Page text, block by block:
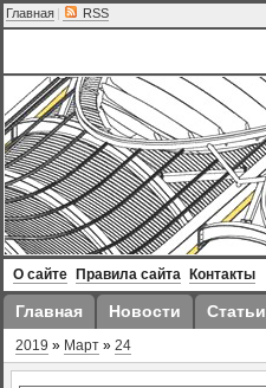
Главная | RSS
О сайте Правила сайта Контакты
Главная Новости Статьи
2019 » Март » 24